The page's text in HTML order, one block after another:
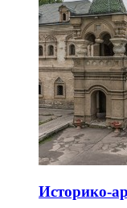
Историко-